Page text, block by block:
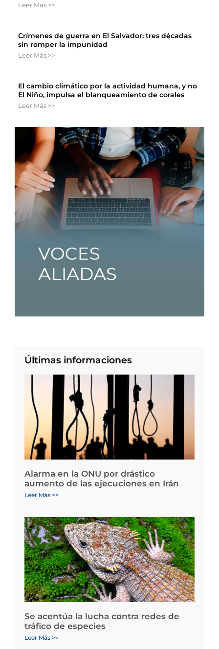
Leer Más >>
Crímenes de guerra en El Salvador: tres décadas
sin romper la impunidad
Leer Más >>
El cambio climático por la actividad humana, y no
El Niño, impulsa el blanqueamiento de corales
Leer Más >>
Últimas informaciones
Alarma en la ONU por drástico
aumento de las ejecuciones en Irán
Leer Más >>
Se acentúa la lucha contra redes de
tráfico de especies
Leer Más >>